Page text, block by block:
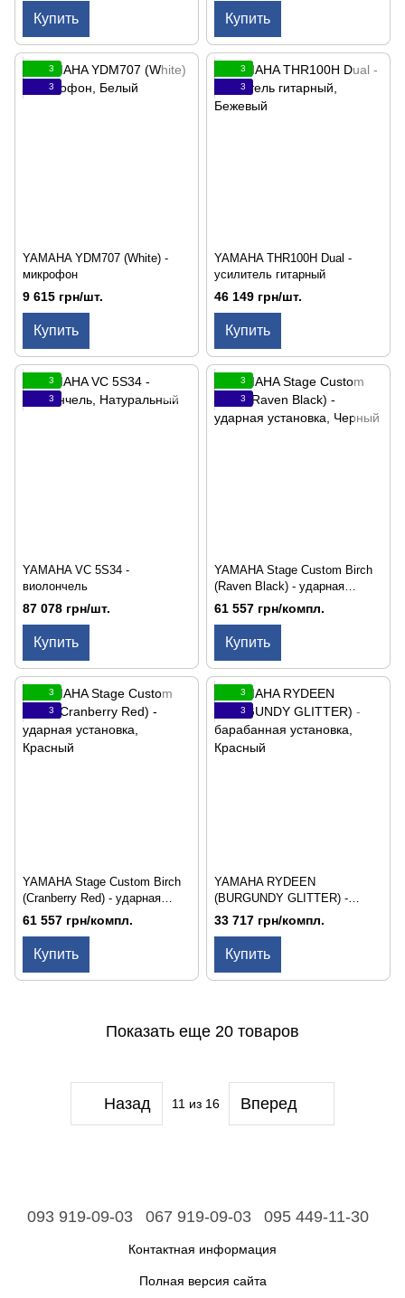
Купить Купить
3
3
YAMAHA YDM707 (White) -
микрофон
9 615 грн/шт.
Купить
3
3
YAMAHA THR100H Dual -
усилитель гитарный
46 149 грн/шт.
Купить
3
3
YAMAHA VC 5S34 -
виолончель
87 078 грн/шт.
Купить
3
3
YAMAHA Stage Custom Birch
(Raven Black) - ударная
установка
61 557 грн/компл.
Купить
3
3
YAMAHA Stage Custom Birch
(Cranberry Red) - ударная
установка
61 557 грн/компл.
Купить
3
3
YAMAHA RYDEEN
(BURGUNDY GLITTER) -
барабанная установка
33 717 грн/компл.
Купить
Показать еще 20 товаров
Назад 11 из 16 Вперед
093 919-09-03 067 919-09-03 095 449-11-30
Контактная информация
Полная версия сайта